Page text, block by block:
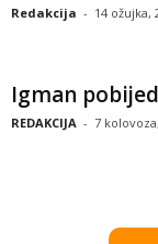
Redakcija - 14 ožujka,
Igman
REDAKCIJA - 7